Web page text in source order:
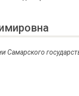
Самарского